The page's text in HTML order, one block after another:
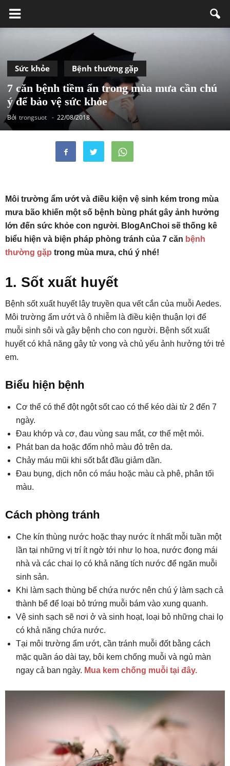
Sức khỏe Bệnh thường gặp
7 căn bệnh tiềm ẩn trong mùa mưa cần chú
ý để bảo vệ sức khỏe
Bởi trongsuot - 22/08/2018
Môi trường ẩm ướt và điều kiện vệ sinh kém trong mùa
mưa bão khiến một số bệnh bùng phát gây ảnh hưởng
lớn đến sức khỏe con người. BlogAnChoi sẽ thống kê
biểu hiện và biện pháp phòng tránh của 7 căn bệnh
thường gặp trong mùa mưa, chú ý nhé!
1. Sốt xuất huyết
Bệnh sốt xuất huyết lây truyền qua vết cắn của muỗi Aedes.
Môi trường ẩm ướt và ô nhiễm là điều kiện thuận lợi để
muỗi sinh sôi và gây bệnh cho con người. Bệnh sốt xuất
huyết có khả năng gây tử vong và chủ yếu ảnh hưởng tới trẻ
em.
Biểu hiện bệnh
Cơ thể có thể đột ngột sốt cao có thể kéo dài từ 2 đến 7
ngày.
Đau khớp và cơ, đau vùng sau mắt, cơ thể mệt mỏi.
Phát ban da hoặc đốm nhỏ màu đỏ trên da.
Chảy máu mũi khi sốt bắt đầu giảm dần.
Đau bụng, dịch nôn có máu hoặc màu cà phê, phân tối
màu.
Cách phòng tránh
Che kín thùng nước hoặc thay nước ít nhất mỗi tuần một
lần tại những vị trí ít ngờ tới như lọ hoa, nước đọng mái
nhà và các chai lọ có khả năng tích nước để ngăn muỗi
sinh sản.
Khi làm sạch thùng bể chứa nước nên chú ý làm sạch cả
thành bể để loại bỏ trứng muỗi bám vào xung quanh.
Vệ sinh sạch sẽ nơi ở và sinh hoạt, loại bỏ những chai lọ
có khả năng chứa nước.
Tại môi trường ẩm ướt, cần tránh muỗi đốt bằng cách
mặc quần áo dài tay, bôi kem chống muỗi và ngủ màn
ngay cả ban ngày. Mua kem chống muỗi tại đây.